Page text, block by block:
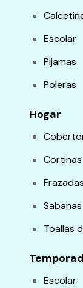
Escolar
Pijamas
Poleras
Hogar
Cortinas
Frazadas
Sabanas
Toallas
Escolar